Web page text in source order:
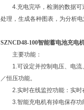
4.充电完毕，检测的数据可
处理，生成各种图表，为分析
​SZNCD48-100智能蓄电池充电
主要功能：
1.可设定并控制电压、电流
／恒压功能。
2.实时在线监控功能：实时
3.智能充电机有掉电保存功